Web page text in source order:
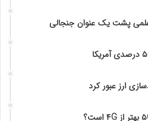
علمی پشت یک عنوان جنجالی
ارز عبور کرد